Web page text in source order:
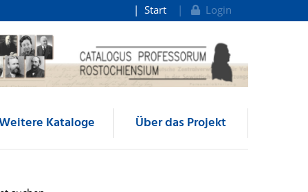
Start Login
Kataloge Über das Projekt